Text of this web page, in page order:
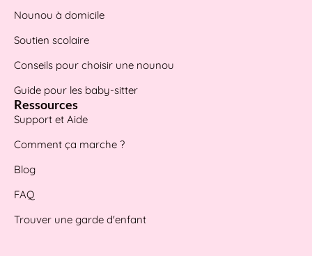
Nounou à domicile
Soutien scolaire
Conseils pour choisir une nounou
Guide pour les baby-sitter
Ressources
Support et Aide
Comment ça marche ?
Blog
FAQ
Trouver une garde d'enfant